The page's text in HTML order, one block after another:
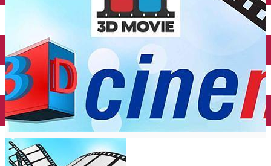
English
Închirieri auto
Închirieri biciclete
Încărcare vehicule electrice